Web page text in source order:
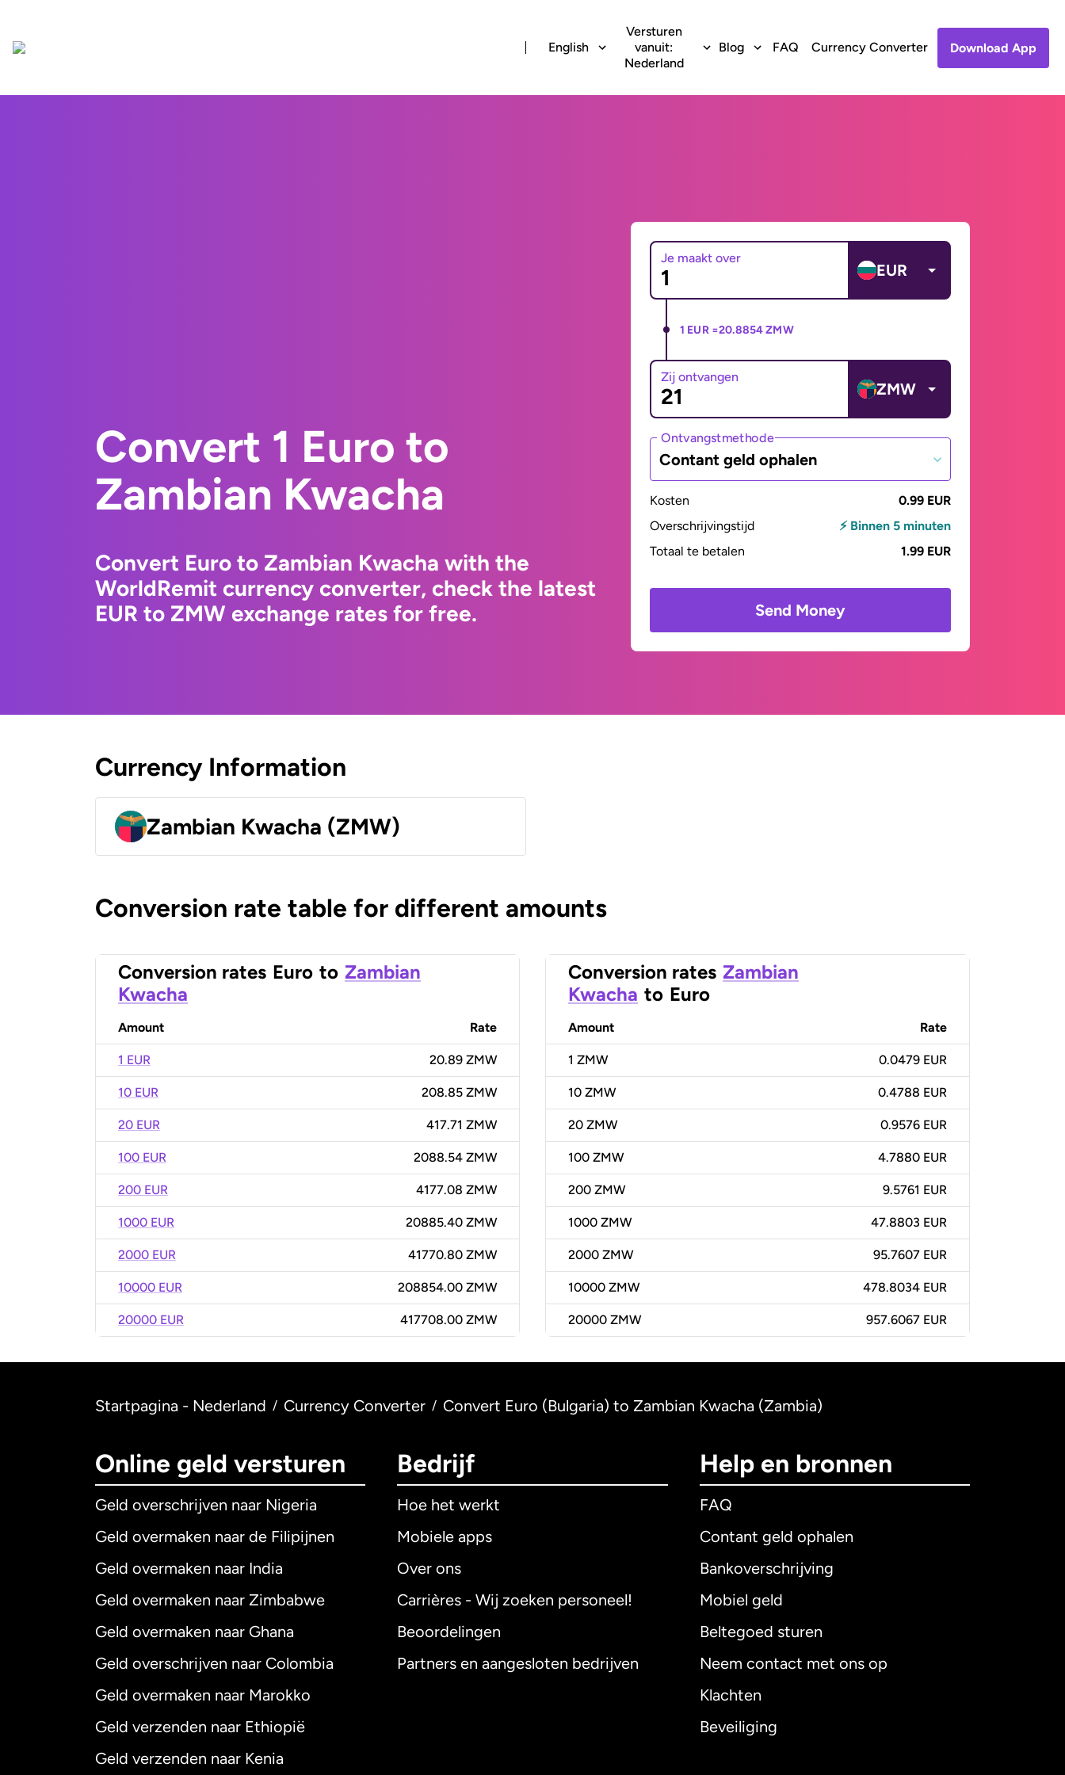
English
Versturen
vanuit:
Nederland
Blog FAQ Currency Converter Download App
Convert 1 Euro to
Zambian Kwacha
Convert Euro to Zambian Kwacha with the
WorldRemit currency converter, check the latest
EUR to ZMW exchange rates for free.
Je maakt over
EUR
1 EUR =20.8854 ZMW
Zij ontvangen
ZMW
Ontvangstmethode
Contant geld ophalen
Kosten
0.99 EUR
Overschrijvingstijd
⚡ Binnen 5 minuten
Totaal te betalen
1.99 EUR
Send Money
Currency Information
Zambian Kwacha (ZMW)
Conversion rate table for different amounts
Conversion rates Euro to Zambian
Kwacha
Amount Rate
1 EUR 20.89 ZMW
10 EUR 208.85 ZMW
20 EUR 417.71 ZMW
100 EUR 2088.54 ZMW
200 EUR 4177.08 ZMW
1000 EUR 20885.40 ZMW
2000 EUR 41770.80 ZMW
10000 EUR 208854.00 ZMW
20000 EUR 417708.00 ZMW
Conversion rates Zambian
Kwacha to Euro
Amount Rate
1 ZMW 0.0479 EUR
10 ZMW 0.4788 EUR
20 ZMW 0.9576 EUR
100 ZMW 4.7880 EUR
200 ZMW 9.5761 EUR
1000 ZMW 47.8803 EUR
2000 ZMW 95.7607 EUR
10000 ZMW 478.8034 EUR
20000 ZMW 957.6067 EUR
Startpagina - Nederland / Currency Converter / Convert Euro (Bulgaria) to Zambian Kwacha (Zambia)
Online geld versturen
Geld overschrijven naar Nigeria
Geld overmaken naar de Filipijnen
Geld overmaken naar India
Geld overmaken naar Zimbabwe
Geld overmaken naar Ghana
Geld overschrijven naar Colombia
Geld overmaken naar Marokko
Geld verzenden naar Ethiopië
Geld verzenden naar Kenia
Bedrijf
Hoe het werkt
Mobiele apps
Over ons
Carrières - Wij zoeken personeel!
Beoordelingen
Partners en aangesloten bedrijven
Help en bronnen
FAQ
Contant geld ophalen
Bankoverschrijving
Mobiel geld
Beltegoed sturen
Neem contact met ons op
Klachten
Beveiliging